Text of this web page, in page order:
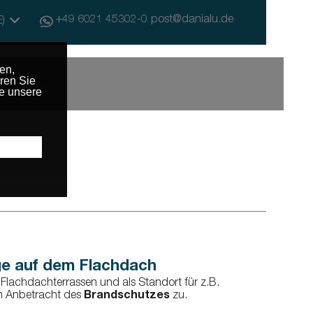
+49 6021 45302-0 post@danialu.de
Paravent
Akademie
auf dem Flachdach
und als Standort für z.B.
Anbetracht des Brandschutzes zu.